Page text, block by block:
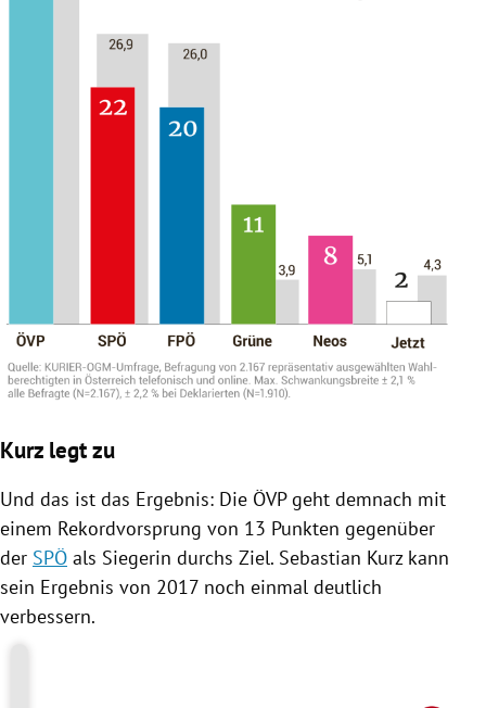
Kurz legt zu
Und das ist das Ergebnis: Die ÖVPgeht demnach mit
einem Rekordvorsprung von 13 Punkten gegenüber
der SPÖ als Siegerin durchs Ziel. Sebastian Kurzkann
sein Ergebnis von 2017 noch einmal deutlich
verbessern.